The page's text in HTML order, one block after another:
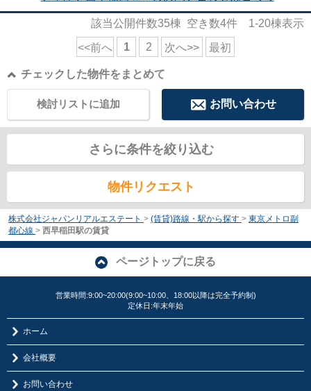
該当公開件数35棟 空き数4件 1-20棟表示
<<前へ 1 2 次へ>> 最初
チェックした物件をまとめて
お問い合わせ
検討リストに追加
さらに条件を絞り込む
物件リクエスト
株式会社ジャパンリアルエステート > (賃貸)路線・駅から探す > 東京メトロ副
都心線 > 西早稲田駅の賃貸
ページトップに戻る
営業時間:9:00~20:00(9:00~10:00、18:00以降は完全予約制)
定休日:年末年始
ホーム
会社概要
お問い合わせ